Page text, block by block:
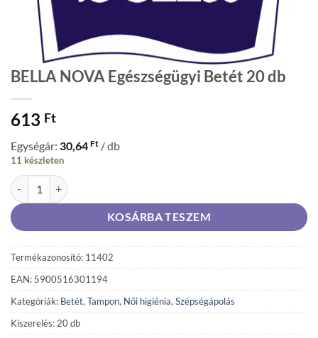
BELLA NOVA Egészségügyi Betét 20 db
613 Ft
Egységár: 30,64 Ft / db
11 készleten
BELLA NOVA Egészségügyi Betét 20 db mennyiség
KOSÁRBA TESZEM
Termékazonosító: 11402
EAN: 5900516301194
Kategóriák: Betét, Tampon, Női higiénia, Szépségápolás
Kiszerelés: 20 db